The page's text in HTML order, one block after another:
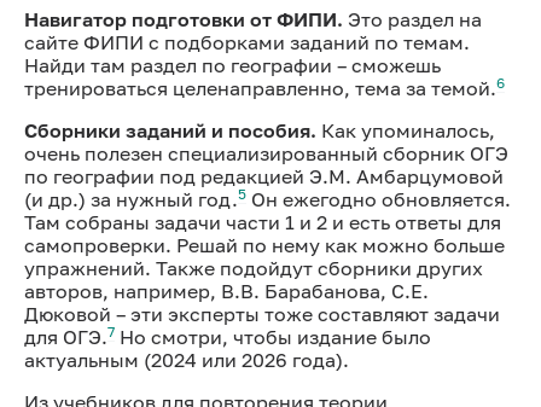
Навигатор подготовки от ФИПИ. Это раздел на
сайте ФИПИ с подборками заданий по темам.
Найди там раздел по географии – сможешь
тренироваться целенаправленно, тема за темой.6
Сборники заданий и пособия. Как упоминалось,
очень полезен специализированный сборник ОГЭ
по географии под редакцией Э.М. Амбарцумовой
(и др.) за нужный год.5 Он ежегодно обновляется.
Там собраны задачи части 1 и 2 и есть ответы для
самопроверки. Решай по нему как можно больше
упражнений. Также подойдут сборники других
авторов, например, В.В. Барабанова, С.E.
Дюковой – эти эксперты тоже составляют задачи
для ОГЭ.7 Но смотри, чтобы издание было
актуальным (2024 или 2026 года).
Из учебников для повторения теории